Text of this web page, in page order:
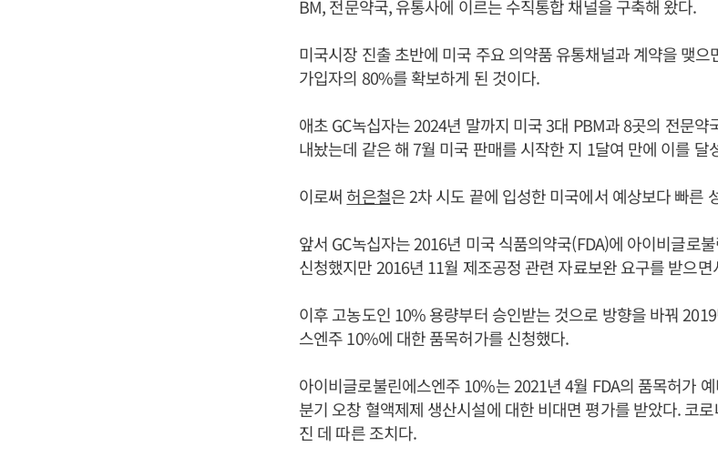
BM, 전문약국, 유통사에 이르는 수직통합 채널을 구축해 왔다.
미국시장 진출 초반에 미국 주요 의약품 유통채널과 계약을 맺
가입자의 80%를 확보하게 된 것이다.
애초 GC녹십자는 2024년 말까지 미국 3대 PBM과 8곳의 전문
내놨는데 같은 해 7월 미국 판매를 시작한 지 1달여 만에 이를 달
이로써 허은철은 2차 시도 끝에 입성한 미국에서 예상보다 빠른
앞서 GC녹십자는 2016년 미국 식품의약국(FDA)에 아이비글로
신청했지만 2016년 11월 제조공정 관련 자료보완 요구를 받으
이후 고농도인 10% 용량부터 승인받는 것으로 방향을 바꿔
스엔주 10%에 대한 품목허가를 신청했다.
아이비글로불린에스엔주 10%는 2021년 4월 FDA의 품목허가
분기 오창 혈액제제 생산시설에 대한 비대면 평가를 받았다. 코
진 데 따른 조치다.